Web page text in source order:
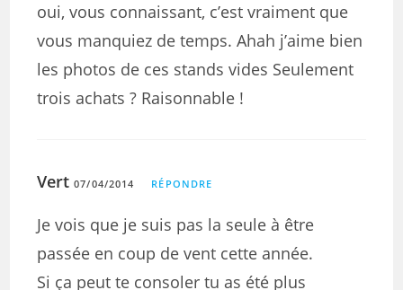
oui, vous connaissant, c’est vraiment que
vous manquiez de temps. Ahah j’aime bien
les photos de ces stands vides Seulement
trois achats ? Raisonnable !
Vert 07/04/2014 RÉPONDRE
Je vois que je suis pas la seule à être
passée en coup de vent cette année.
Si ça peut te consoler tu as été plus